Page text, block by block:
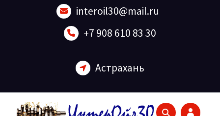
interoil30@mail.ru
+7 908 610 83 30
Астрахань